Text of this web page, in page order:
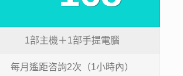
1部主機＋1部手提電腦
每月遙距咨詢2次（1小時內）